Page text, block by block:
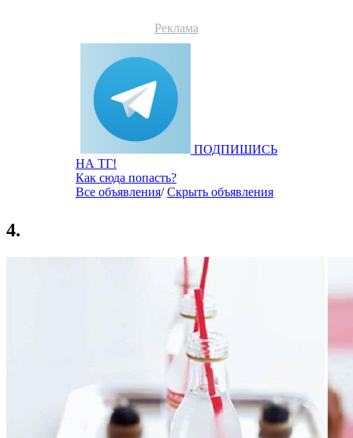
Реклама
ПОДПИШИСЬ
НА ТГ!
Как сюда попасть?
Все объявления/Скрыть объявления
4.